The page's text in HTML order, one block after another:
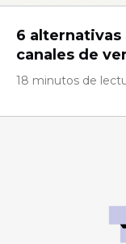
6 alternativas
canales de
18 minutos de